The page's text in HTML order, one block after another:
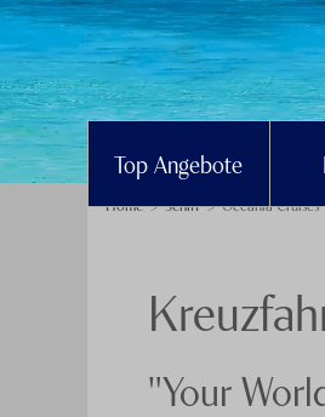
Top Angebote
Home Schiff Oceania Cruises
"Your